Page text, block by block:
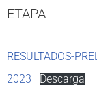
ETAPA
RESULTADOS-
2023
Descarga